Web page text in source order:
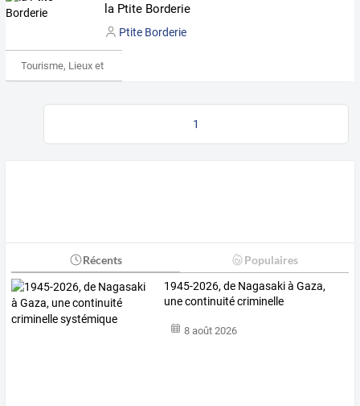
la Ptite Borderie
Ptite Borderie
Tourisme, Lieux et Événements
1
Récents Populaires
1945-2026, de Nagasaki à Gaza,
une continuité criminelle
8 août 2026